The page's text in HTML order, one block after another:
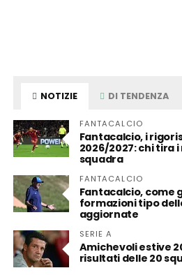
NOTIZIE DI TENDENZA
FANTACALCIO
Fantacalcio, i
2026/2027: chi tira
squadra
FANTACALCIO
Fantacalcio, come
formazioni tipo
aggiornate
SERIE A
Amichevoli estive
risultati delle 20